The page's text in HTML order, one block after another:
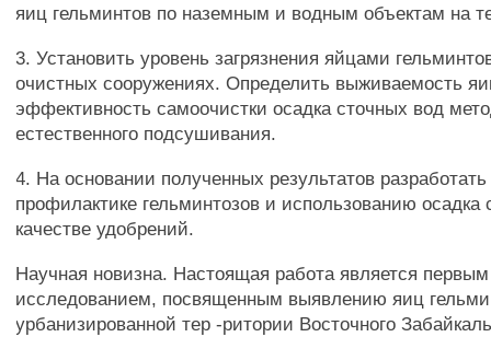
яиц гельминтов по наземным и водным объектам на
3. Установить уровень загрязнения яйцами
очистных сооружениях. Определить выживаемость
эффективность самоочистки осадка сточных вод
естественного подсушивания.
4. На основании полученных результатов
профилактике гельминтозов и использованию осадка
качестве удобрений.
Научная новизна. Настоящая работа является
исследованием, посвященным выявлению яиц
урбанизированной тер -ритории Восточного